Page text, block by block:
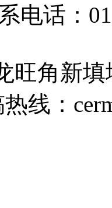
电话：
旺角新
线：